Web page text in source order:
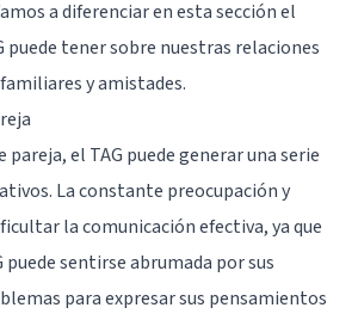
a diferenciar en esta sección el
puede tener sobre nuestras relaciones
y amistades.
pareja, el TAG puede generar una serie
La constante preocupación y
la comunicación efectiva, ya que
puede sentirse abrumada por sus
para expresar sus pensamientos